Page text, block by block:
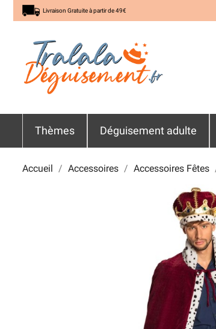
Livraison Gratuite à partir de 49€
Thèmes Déguisement adulte
Accueil Accessoires Accessoires Fêtes